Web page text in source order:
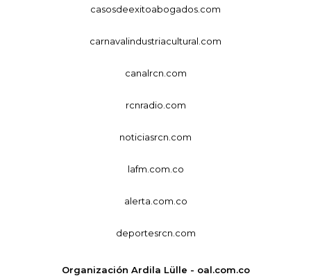
casosdeexitoabogados.com
carnavalindustriacultural.com
canalrcn.com
rcnradio.com
noticiasrcn.com
lafm.com.co
alerta.com.co
deportesrcn.com
Organización Ardila Lülle - oal.com.co